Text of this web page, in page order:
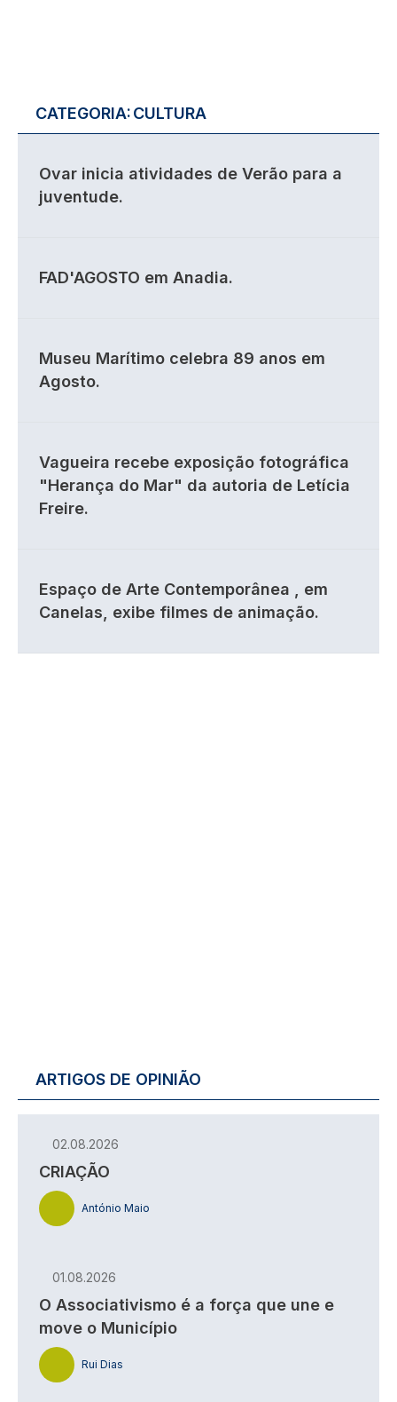
CATEGORIA:CULTURA
Ovar inicia atividades de Verão para a
juventude.
FAD'AGOSTO em Anadia.
Museu Marítimo celebra 89 anos em
Agosto.
Vagueira recebe exposição fotográfica
"Herança do Mar" da autoria de Letícia
Freire.
Espaço de Arte Contemporânea , em
Canelas, exibe filmes de animação.
ARTIGOS DE OPINIÃO
02.08.2026
CRIAÇÃO
António Maio
01.08.2026
O Associativismo é a força que une e
move o Município
Rui Dias